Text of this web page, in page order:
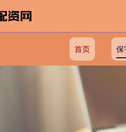
首页 保